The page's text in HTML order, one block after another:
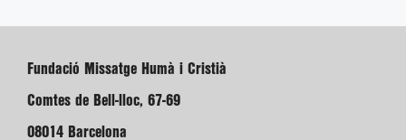
Fundació Missatge Humà i Cristià
Comtes de Bell-lloc, 67-69
08014 Barcelona